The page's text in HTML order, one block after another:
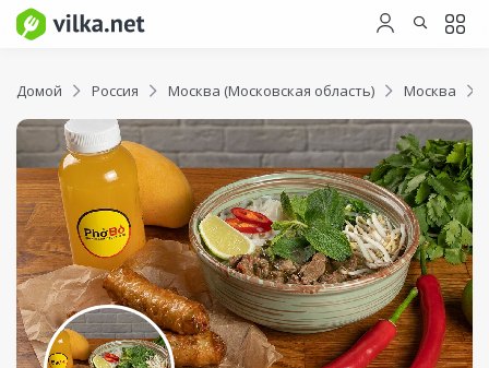
Домой Россия Москва (Московская область) Москва